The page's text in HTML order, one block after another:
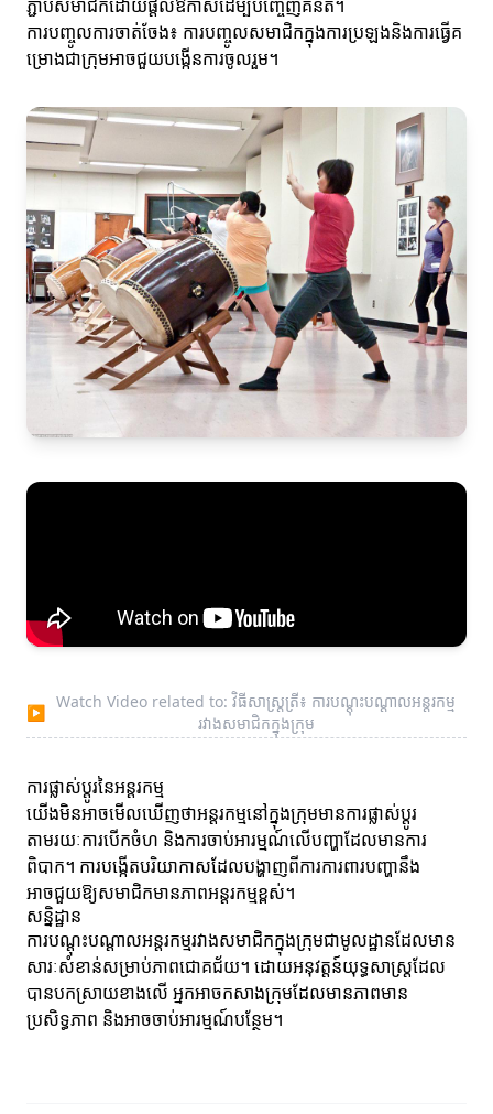
ភ្ជាប់សមាជិកដោយផ្តល់ឱកាសដើម្បីបញ្ចេញគំនិត។
ការបញ្ចូលការចាត់ចែង៖ ការបញ្ចូលសមាជិកក្នុងការប្រឡងនិងការធ្វើគ
ម្រោងជាក្រុមអាចជួយបង្កើនការចូលរួម។
▶
Watch Video related to: វិធីសាស្ត្រត្រី៖ ការបណ្ដុះបណ្ដាលអន្ដរកម្ម
រវាងសមាជិកក្នុងក្រុម
ការផ្លាស់ប្តូរនៃអន្ដរកម្ម
យើងមិនអាចមើលឃើញថាអន្ដរកម្មនៅក្នុងក្រុមមានការផ្លាស់ប្តូរ
តាមរយៈការបើកចំហ និងការចាប់អារម្មណ៍លើបញ្ហាដែលមានការ
ពិបាក។ ការបង្កើតបរិយាកាសដែលបង្ហាញពីការការពារបញ្ហានឹង
អាចជួយឱ្យសមាជិកមានភាពអន្ដរកម្មខ្ពស់។
សន្និដ្ឋាន
ការបណ្ដុះបណ្ដាលអន្ដរកម្មរវាងសមាជិកក្នុងក្រុមជាមូលដ្ឋានដែលមាន
សារៈសំខាន់សម្រាប់ភាពជោគជ័យ។ ដោយអនុវត្តន៍យុទ្ធសាស្ត្រដែល
បានបកស្រាយខាងលើ អ្នកអាចកសាងក្រុមដែលមានភាពមាន
ប្រសិទ្ធភាព និងអាចចាប់អារម្មណ៍បន្ថែម។